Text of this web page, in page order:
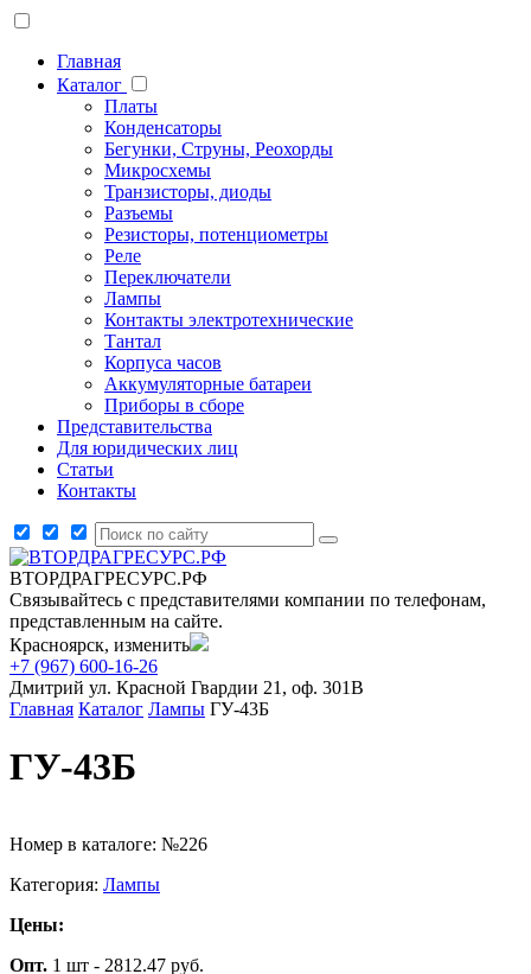
Главная
Каталог
Платы
Конденсаторы
Бегунки, Струны, Реохорды
Микросхемы
Транзисторы, диоды
Разъемы
Резисторы, потенциометры
Реле
Переключатели
Лампы
Контакты электротехнические
Тантал
Корпуса часов
Аккумуляторные батареи
Приборы в сборе
Представительства
Для юридических лиц
Статьи
Контакты
ВТОРДРАГРЕСУРС.РФ
Связывайтесь с представителями компании по телефонам,
представленным на сайте.
Красноярск, изменить
+7 (967) 600-16-26
Дмитрий ул. Красной Гвардии 21, оф. 301В
Главная Каталог Лампы ГУ-43Б
ГУ-43Б
Номер в каталоге: №226
Категория: Лампы
Цены:
Опт. 1 шт - 2812.47 руб.